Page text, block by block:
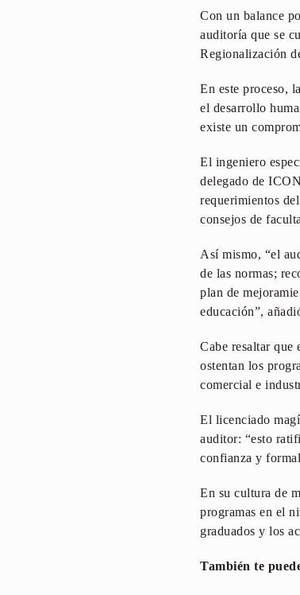
Con un balance
auditoría que se
Regionalización
En este proceso,
el desarrollo
existe un
El ingeniero
delegado de
requerimientos
consejos de
Así mismo, “el
de las normas;
plan de
educación”,
Cabe resaltar
ostentan los
comercial e
El licenciado
auditor: “esto
confianza y
En su cultura de
programas en el
graduados y los
También te